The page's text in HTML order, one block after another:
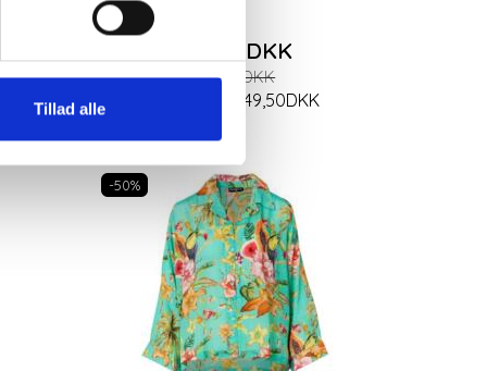
Tillad alle
449,50DKK
899,00DKK
449,50DKK
-50%